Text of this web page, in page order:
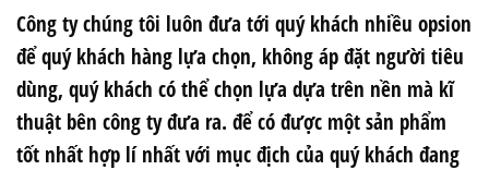
Công ty chúng tôi luôn đưa tới quý khách nhiều opsion
để quý khách hàng lựa chọn, không áp đặt người tiêu
dùng, quý khách có thể chọn lựa dựa trên nền mà kĩ
thuật bên công ty đưa ra. để có được một sản phẩm
tốt nhất hợp lí nhất với mục địch của quý khách đang